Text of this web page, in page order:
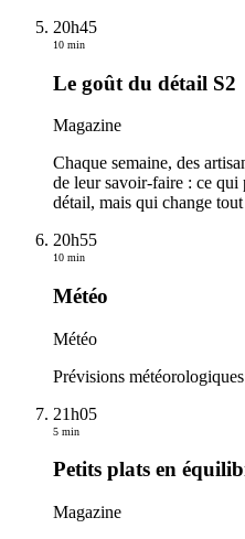
20h45
10 min
Le goût du détail S2
Magazine
Chaque semaine, des
de leur savoir-faire : ce qui
détail, mais qui change
20h55
10 min
Météo
Météo
Prévisions
21h05
5 min
Petits plats en
Magazine